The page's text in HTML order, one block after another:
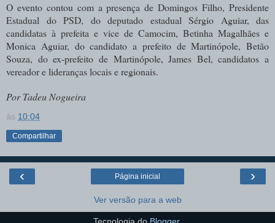
O evento contou com a presença de Domingos Filho, Presidente
Estadual do PSD, do deputado estadual Sérgio Aguiar, das
candidatas à prefeita e vice de Camocim, Betinha Magalhães e
Monica Aguiar, do candidato a prefeito de Martinópole, Betão
Souza, do ex-prefeito de Martinópole, James Bel, candidatos a
vereador e lideranças locais e regionais.
Por Tadeu Nogueira
às 10:04
Compartilhar
‹ ›
Página inicial
Ver versão para a web